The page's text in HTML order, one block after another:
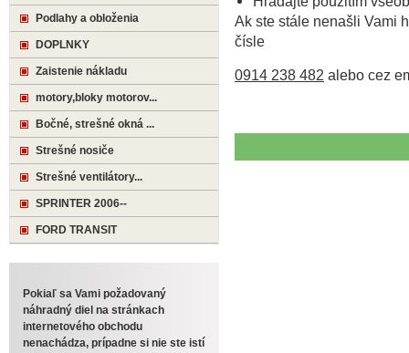
Ak ste stále nenašli Vami
čísle
0914 238 482 alebo cez
Podlahy a obloženia
DOPLNKY
Zaistenie nákladu
motory,bloky motorov...
Bočné, strešné okná ...
Strešné nosiče
Strešné ventilátory...
SPRINTER 2006--
FORD TRANSIT
Pokiaľ sa Vami požadovaný
náhradný diel na stránkach
internetového obchodu
nenachádza, prípadne si nie ste istí